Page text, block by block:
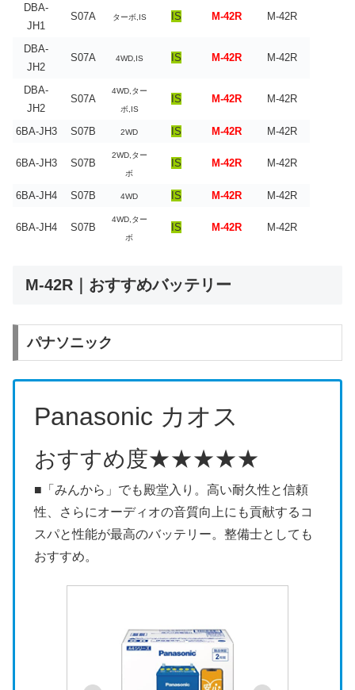
DBA-
JH1
S07A ターボ,IS IS M-42R M-42R
DBA-
JH2
S07A 4WD,IS IS M-42R M-42R
DBA-
JH2
S07A
4WD,ター
ボ,IS
IS M-42R M-42R
6BA-JH3 S07B 2WD IS M-42R M-42R
6BA-JH3 S07B
2WD,ター
ボ
IS M-42R M-42R
6BA-JH4 S07B 4WD IS M-42R M-42R
6BA-JH4 S07B
4WD,ター
ボ
IS M-42R M-42R
M-42R｜おすすめバッテリー
パナソニック
Panasonic カオス
おすすめ度★★★★★
■「みんから」でも殿堂入り。高い耐久性と信頼
性、さらにオーディオの音質向上にも貢献するコ
スパと性能が最高のバッテリー。整備士としても
おすすめ。